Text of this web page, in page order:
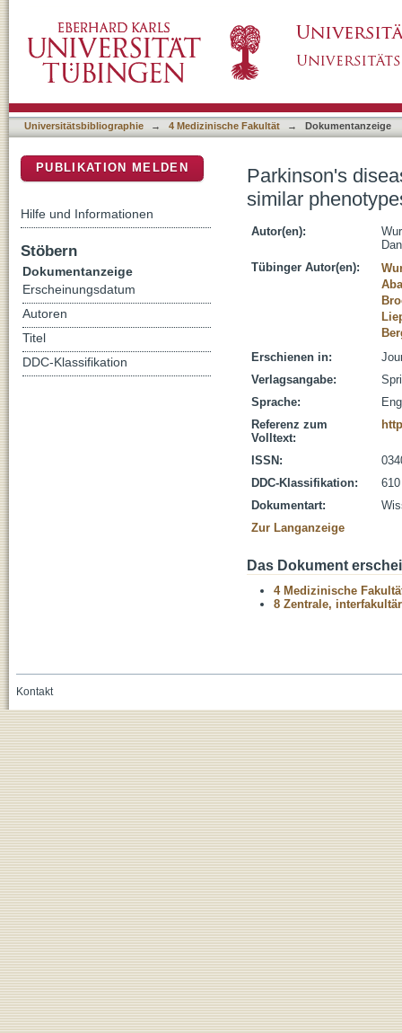
Universitätsbibliographie → 4 Medizinische Fakultät → Dokumentanzeige
Parkinson's
similar
Autor(en):
Tübinger Autor(en):
Erschienen in:
Verlagsangabe:
Sprache:
Referenz zum
Volltext:
ISSN:
DDC-Klassifikation:
Dokumentart:
Zur Langanzeige
Das Dokument
4 Medizinische
8 Zentrale,
PUBLIKATION MELDEN
Hilfe und Informationen
Stöbern
Dokumentanzeige
Erscheinungsdatum
Autoren
Titel
DDC-Klassifikation
Kontakt